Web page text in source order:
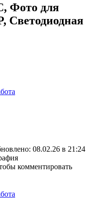
Фото для
Светодиодная
08.02.26 в 21:24
комментировать